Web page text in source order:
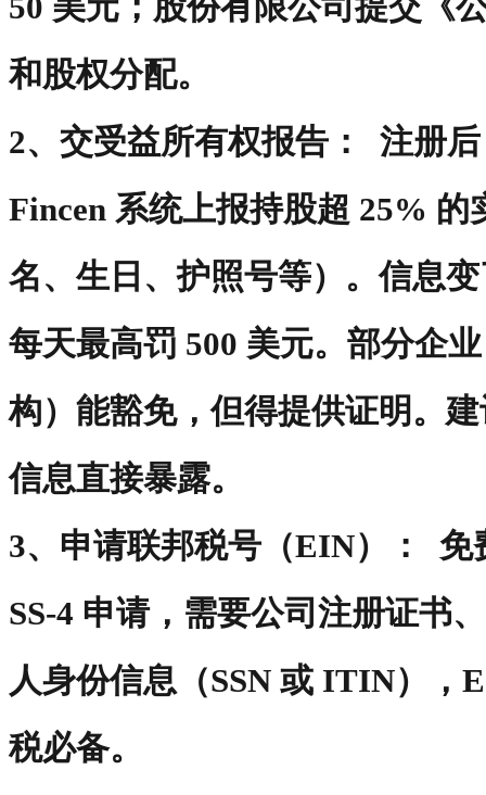
和股权分配。
2、交受益所有权报告： 注册
Fincen 系统上报持股超 25% 的
名、生日、护照号等）。信息
每天最高罚 500 美元。部分企
构）能豁免，但得提供证明。
信息直接暴露。
3、申请联邦税号（EIN）： 免
SS-4 申请，需要公司注册证书
人身份信息（SSN 或 ITIN），
税必备。